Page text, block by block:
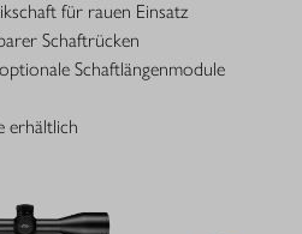
für rauen Einsatz
Schaftrücken
Schaftlängenmodule
erhältlich